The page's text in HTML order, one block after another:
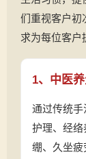
们重视客户初
求为每位客户
1、中医
通过传统
护理、经
绷、久坐疲